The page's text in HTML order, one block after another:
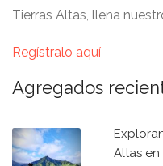
Tierras Altas, llena
Regístralo aquí
Agregados
Altas en